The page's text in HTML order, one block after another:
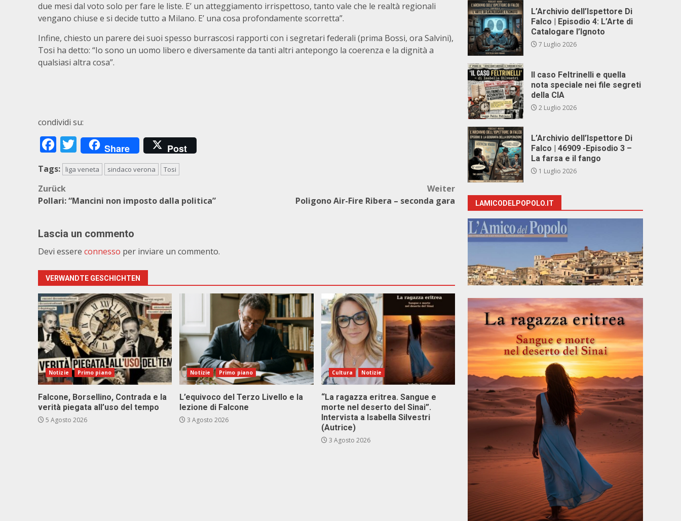
due mesi dal voto solo per fare le liste. E’ un atteggiamento irrispettoso, tanto vale che le realtà regionali
vengano chiuse e si decide tutto a Milano. E’ una cosa profondamente scorretta”.
Infine, chiesto un parere dei suoi spesso burrascosi rapporti con i segretari federali (prima Bossi, ora Salvini),
Tosi ha detto: “Io sono un uomo libero e diversamente da tanti altri antepongo la coerenza e la dignità a
qualsiasi altra cosa”.
condividi su:
Facebook
Twitter
Share Post
Tags: liga veneta sindaco verona Tosi
Beitragsnavigation
Zurück
Pollari: “Mancini non imposto dalla politica”
Weiter
Poligono Air-Fire Ribera – seconda gara
Lascia un commento
Devi essere connesso per inviare un commento.
VERWANDTE GESCHICHTEN
Notizie Primo piano
Falcone, Borsellino, Contrada e la
verità piegata all’uso del tempo
5 Agosto 2026
Notizie Primo piano
L’equivoco del Terzo Livello e la
lezione di Falcone
3 Agosto 2026
Cultura Notizie
“La ragazza eritrea. Sangue e
morte nel deserto del Sinai”.
Intervista a Isabella Silvestri
(Autrice)
3 Agosto 2026
L’Archivio dell’Ispettore Di
Falco | Episodio 4: L’Arte di
Catalogare l’Ignoto
7 Luglio 2026
Il caso Feltrinelli e quella
nota speciale nei file segreti
della CIA
2 Luglio 2026
L’Archivio dell’Ispettore Di
Falco | 46909 -Episodio 3 –
La farsa e il fango
1 Luglio 2026
LAMICODELPOPOLO.IT